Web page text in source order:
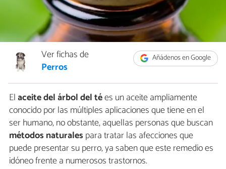
Añádenos en Google
Ver fichas de
Perros
Elaceite del árbol del tées un aceite ampliamente
conocido por las múltiples aplicaciones que tiene en el
ser humano, no obstante, aquellas personas que buscan
métodos naturales para tratar las afecciones que
puede presentar su perro, ya saben que este remedio es
idóneo frente a numerosos trastornos.